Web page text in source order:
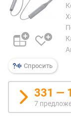
)
и
п
а
б
е
л
я
Спросить
331 —
7